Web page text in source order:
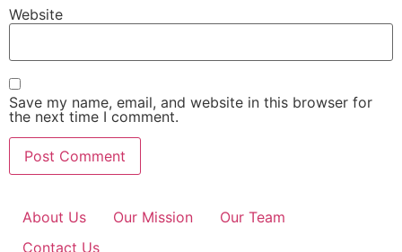
Website
Save my name, email, and website in this browser for
the next time I comment.
About Us Our Mission
Our Team
Contact Us